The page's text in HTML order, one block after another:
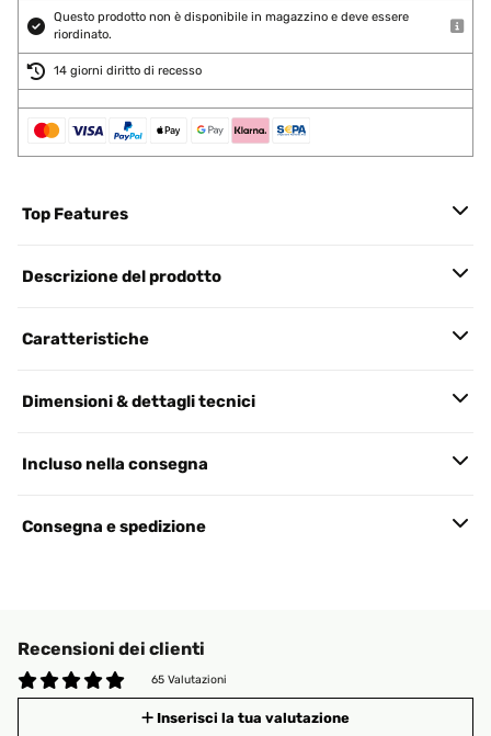
Questo prodotto non è disponibile in magazzino e deve essere
riordinato.
14 giorni diritto di recesso
Top Features
Descrizione del prodotto
Caratteristiche
Dimensioni & dettagli tecnici
Incluso nella consegna
Consegna e spedizione
Recensioni dei clienti
65 Valutazioni
Inserisci la tua valutazione